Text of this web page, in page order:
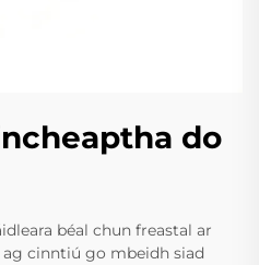
do
béal chun freastal ar
cinntiú go mbeidh siad